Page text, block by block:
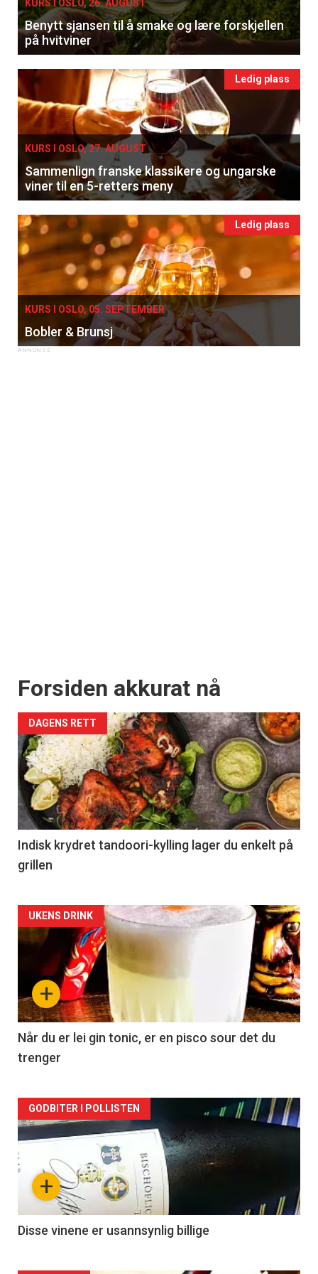
KURS I OSLO, 26. AUGUST
Benytt sjansen til å smake og lære forskjellen
på hvitviner
Ledig plass
KURS I OSLO, 27. AUGUST
Sammenlign franske klassikere og ungarske
viner til en 5-retters meny
Ledig plass
KURS I OSLO, 05. SEPTEMBER
Bobler & Brunsj
Forsiden akkurat nå
DAGENS RETT
Indisk krydret tandoori-kylling lager du enkelt på
grillen
Forsiden
akkurat
nå
-
2
+
UKENS DRINK
Når du er lei gin tonic, er en pisco sour det du
trenger
Forsiden
akkurat
nå
3
+
GODBITER I POLLISTEN
Disse vinene er usannsynlig billige